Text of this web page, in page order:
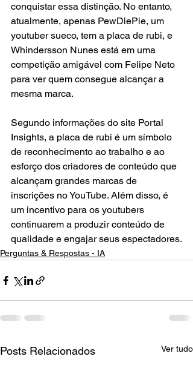
conquistar essa distinção. No entanto,
atualmente, apenas PewDiePie, um
youtuber sueco, tem a placa de rubi, e
Whindersson Nunes está em uma
competição amigável com Felipe Neto
para ver quem consegue alcançar a
mesma marca.
Segundo informações do site Portal
Insights, a placa de rubi é um símbolo
de reconhecimento ao trabalho e ao
esforço dos criadores de conteúdo que
alcançam grandes marcas de
inscrições no YouTube. Além disso, é
um incentivo para os youtubers
continuarem a produzir conteúdo de
qualidade e engajar seus espectadores.
Perguntas & Respostas - IA
Posts Relacionados Ver tudo